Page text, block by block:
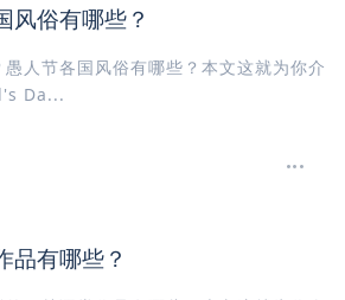
风俗有哪些？
人节各国风俗有哪些？本文这就为你介
Da...
品有哪些？